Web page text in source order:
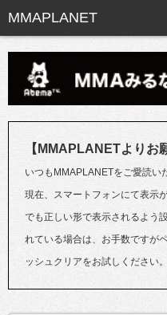
【MMAPLANETよりお
いつもMMAPLANETをご愛読い
現在、スマートフォンにて表示
でも正しい形で表示されるよう
れている場合は、お手数ですが
ッシュクリアをお試しください。